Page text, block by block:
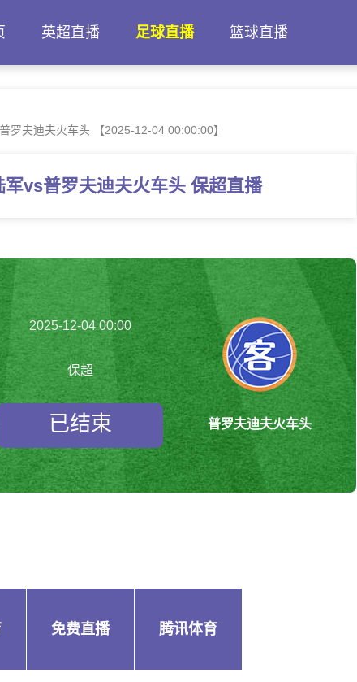
英超直播 足球直播 篮球直播
罗夫迪夫火车头 【2025-12-04 00:00:00】
军vs普罗夫迪夫火车头 保超直播
2025-12-04 00:00
保超
已结束 普罗夫迪夫火车头
免费直播 腾讯体育